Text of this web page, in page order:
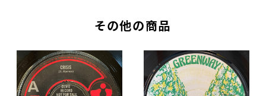
その他の商品